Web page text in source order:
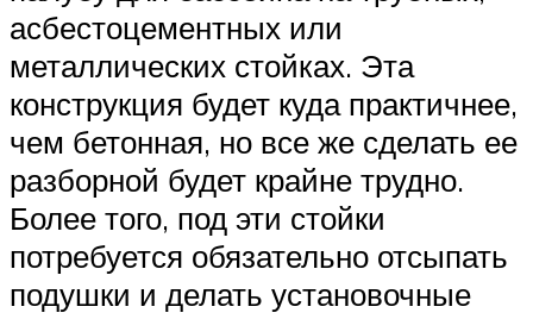
асбестоцементных или
металлических стойках. Эта
конструкция будет куда практичнее,
чем бетонная, но все же сделать ее
разборной будет крайне трудно.
Более того, под эти стойки
потребуется обязательно отсыпать
подушки и делать установочные